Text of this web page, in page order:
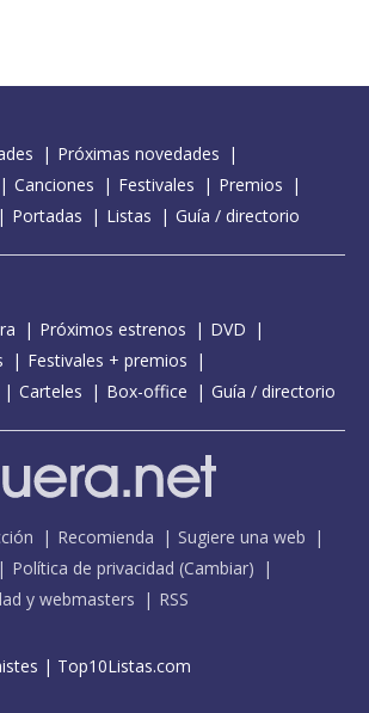
Próximas novedades
Canciones Festivales
Premios
Portadas Listas Guía / directorio
Próximos estrenos
DVD
Festivales + premios
Carteles Box-office Guía / directorio
Recomienda
Sugiere una web
Política de privacidad (Cambiar)
y webmasters RSS
| Top10Listas.com